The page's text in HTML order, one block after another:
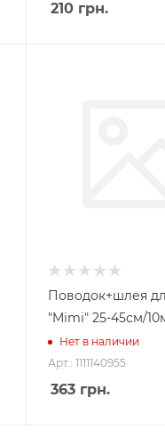
210 грн.
Поводок+шлея
"Mimi" 25-45см/
Нет в наличии
Арт.: 1111140955
363 грн.